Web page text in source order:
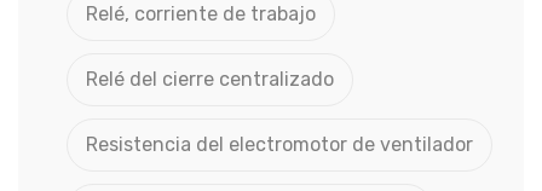
Relé, corriente de trabajo
Relé del cierre centralizado
Resistencia del electromotor de ventilador